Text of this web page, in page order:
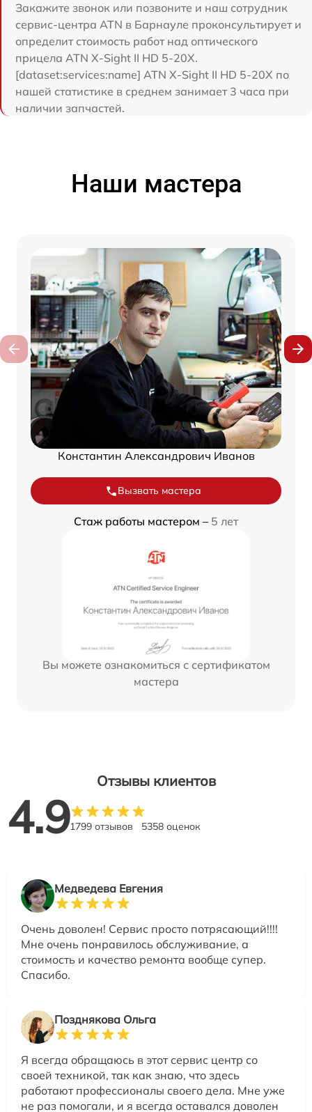
Закажите звонок или позвоните и наш сотрудник
сервис-центра ATN в Барнауле проконсультирует и
определит стоимость работ над оптического
прицела ATN X-Sight II HD 5-20X.
[dataset:services:name] ATN X-Sight II HD 5-20X по
нашей статистике в среднем занимает 3 часа при
наличии запчастей.
Наши мастера
Константин Александрович Иванов
Вызвать мастера
Стаж работы мастером – 5 лет
Вы можете ознакомиться с сертификатом
мастера
Отзывы клиентов
4.91799 отзывов 5358 оценок
Медведева Евгения
Очень доволен! Сервис просто потрясающий!!!!
Мне очень понравилось обслуживание, а
стоимость и качество ремонта вообще супер.
Спасибо.
Позднякова Ольга
Я всегда обращаюсь в этот сервис центр со
своей техникой, так как знаю, что здесь
работают профессионалы своего дела. Мне уже
не раз помогали, и я всегда оставался доволен